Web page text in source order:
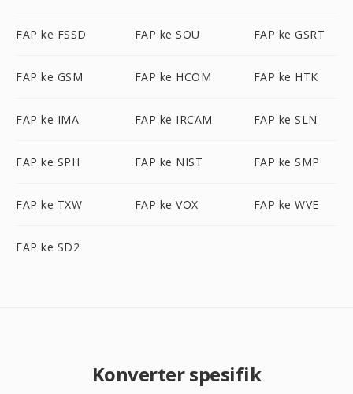
FAP ke FSSD FAP ke SOU FAP ke GSRT
FAP ke GSM FAP ke HCOM FAP ke HTK
FAP ke IMA FAP ke IRCAM FAP ke SLN
FAP ke SPH FAP ke NIST FAP ke SMP
FAP ke TXW FAP ke VOX FAP ke WVE
FAP ke SD2
Konverter spesifik